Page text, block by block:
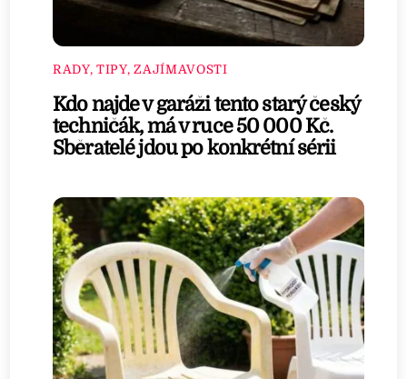
RADY, TIPY, ZAJÍMAVOSTI
Kdo najde v garáži tento starý český
techničák, má v ruce 50 000 Kč.
Sběratelé jdou po konkrétní sérii